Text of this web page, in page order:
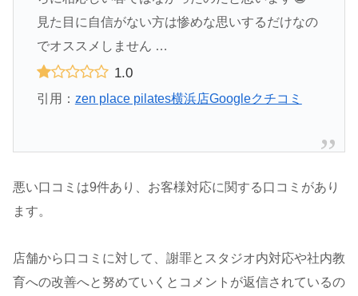
見た目に自信がない方は惨めな思いするだけなの
でオススメしません …
1.0
引用： zen place pilates横浜店Googleクチコミ
悪い口コミは9件あり、お客様対応に関する口コミがあり
ます。
店舗から口コミに対して、謝罪とスタジオ内対応や社内教
育への改善へと努めていくとコメントが返信されているの